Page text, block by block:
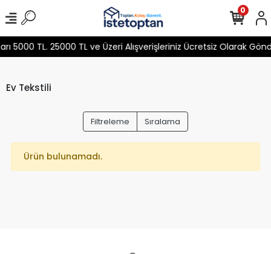
5000 TL. 25000 TL ve Üzeri Alışverişleriniz Ücretsiz Olarak
0
Ev Tekstili
Filtreleme Sıralama
Ürün bulunamadı.